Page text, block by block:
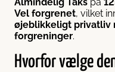
Vel forgrenet, vilket
øjeblikkeligt privatliv
forgreninger.
Hvorfor vælge